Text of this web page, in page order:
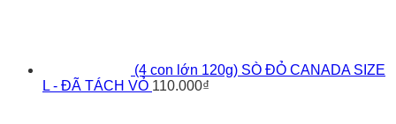
(4 con lớn 120g) SÒ ĐỎ CANADA SIZE
L - ĐÃ TÁCH VỎ 110.000₫